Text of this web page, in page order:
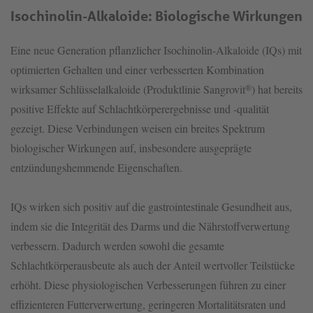
Isochinolin-Alkaloide: Biologische Wirkungen
Eine neue Generation pflanzlicher Isochinolin-Alkaloide (IQs) mit
optimierten Gehalten und einer verbesserten Kombination
wirksamer Schlüsselalkaloide (Produktlinie Sangrovit®) hat bereits
positive Effekte auf Schlachtkörperergebnisse und -qualität
gezeigt. Diese Verbindungen weisen ein breites Spektrum
biologischer Wirkungen auf, insbesondere ausgeprägte
entzündungshemmende Eigenschaften.
IQs wirken sich positiv auf die gastrointestinale Gesundheit aus,
indem sie die Integrität des Darms und die Nährstoffverwertung
verbessern. Dadurch werden sowohl die gesamte
Schlachtkörperausbeute als auch der Anteil wertvoller Teilstücke
erhöht. Diese physiologischen Verbesserungen führen zu einer
effizienteren Futterverwertung, geringeren Mortalitätsraten und